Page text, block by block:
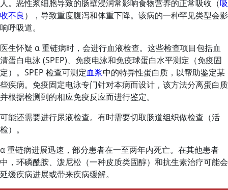
人。恶性浆细胞导致的肠壁浸润常影响食物营养的正常吸收（吸
收不良 ），导致重度腹泻和体重下降。该病的一种罕见类型会影
响呼吸道。
医生怀疑 α 重链病时，会进行血液检查。这些检查项目包括血
清蛋白电泳 (SPEP)、免疫电泳和免疫球蛋白水平测定（免疫固
定）。SPEP 检查可测定血浆中的特异性蛋白质，以帮助鉴定某
些疾病。免疫固定电泳专门针对本病而设计，该方法分离蛋白质
并根据检测到的相应免疫反应而进行鉴定。
可能还需要进行尿液检查。有时需要切取肠道组织做检查（活
检）。
α 重链病进展迅速，部分患者在一至两年内死亡。在其他患者
中，环磷酰胺、泼尼松（一种皮质类固醇）和抗生素治疗可能会
延缓疾病进展或带来疾病缓解。